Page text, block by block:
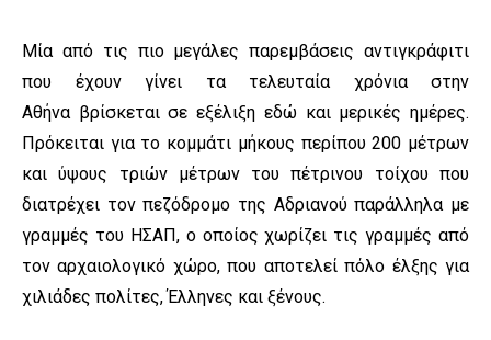
Μία από τις πιο μεγάλες παρεμβάσεις αντιγκράφιτι
που έχουν γίνει τα τελευταία χρόνια στην
Αθήνα βρίσκεται σε εξέλιξη εδώ και μερικές ημέρες.
Πρόκειται για το κομμάτι μήκους περίπου 200 μέτρων
και ύψους τριών μέτρων του πέτρινου τοίχου που
διατρέχει τον πεζόδρομο της Αδριανού παράλληλα με
γραμμές του ΗΣΑΠ, ο οποίος χωρίζει τις γραμμές από
τον αρχαιολογικό χώρο, που αποτελεί πόλο έλξης για
χιλιάδες πολίτες, Έλληνες και ξένους.